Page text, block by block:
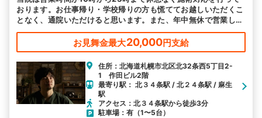
おります。お仕事帰り・学校帰りの方も慌ててお越しいただくこ
となく、通院いただけると思います。また、年中無休で営業して
おりますので、ご都合のよい日にお越しください。
お見舞金最大20,000円支給
住所：北海道札幌市北区北32条西5丁目2-
1 作田ビル2階
最寄り駅： 北３４条駅 / 北２４条駅 / 麻生
駅
アクセス：北３４条駅から徒歩3分
駐車場：有（1〜5台）